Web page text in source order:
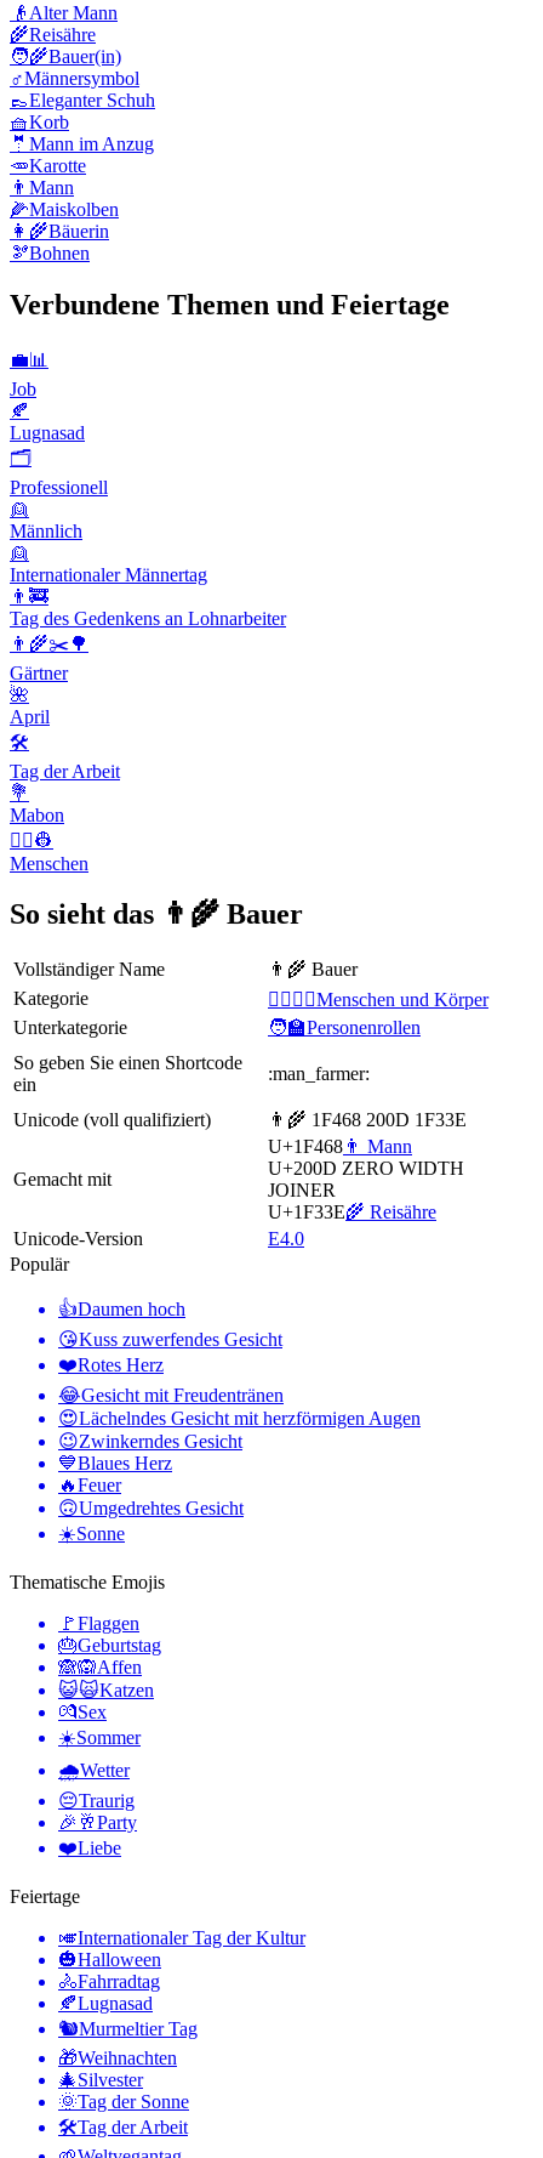
👴 Alter Mann
🌾Reisähre
🧑‍🌾Bauer(in)
♂️Männersymbol
👞Eleganter Schuh
🧺Korb
🤵 Mann im Anzug
🥕Karotte
👨 Mann
🌽Maiskolben
👩‍🌾Bäuerin
🫘Bohnen
Verbundene Themen und Feiertage
💼📊
Job
🍂
Lugnasad
🗂
Professionell
👱
Männlich
👱
Internationaler Männertag
👨‍🚒
Tag des Gedenkens an Lohnarbeiter
👨‍🌾✂️🌳
Gärtner
🌺
April
🛠
Tag der Arbeit
💐
Mabon
👨‍✈️👷
Menschen
So sieht das 👨‍🌾 Bauer
Vollständiger Name
👨‍🌾 Bauer
Kategorie
👩‍❤️‍💋‍👨Menschen und Körper
Unterkategorie
🧑‍🏫Personenrollen
So geben Sie einen Shortcode
ein
:man_farmer:
Unicode (voll qualifiziert) 👨‍🌾 1F468 200D 1F33E
Gemacht mit
U+1F468 👨 Mann
U+200D ZERO WIDTH
JOINER
U+1F33E🌾 Reisähre
Unicode-Version
E4.0
Populär
👍Daumen hoch
😘Kuss zuwerfendes Gesicht
❤️Rotes Herz
😂Gesicht mit Freudentränen
😍Lächelndes Gesicht mit herzförmigen Augen
😉Zwinkerndes Gesicht
💙Blaues Herz
🔥Feuer
🙃Umgedrehtes Gesicht
☀️Sonne
Thematische Emojis
🚩Flaggen
🎂Geburtstag
🙈🙉Affen
😺🙀Katzen
💏Sex
☀️Sommer
🌧Wetter
😔Traurig
🎉🥂Party
❤️Liebe
Feiertage
🎺Internationaler Tag der Kultur
🎃Halloween
🚴Fahrradtag
🍂Lugnasad
🐿Murmeltier Tag
🎁Weihnachten
🎄Silvester
🌞Tag der Sonne
🛠Tag der Arbeit